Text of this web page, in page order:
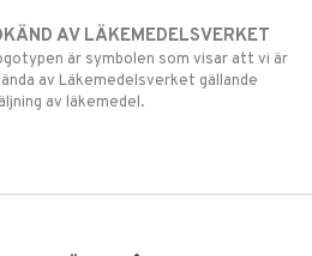
AV LÄKEMEDELSVERKET
är symbolen som visar att vi är
av Läkemedelsverket gällande
av läkemedel.